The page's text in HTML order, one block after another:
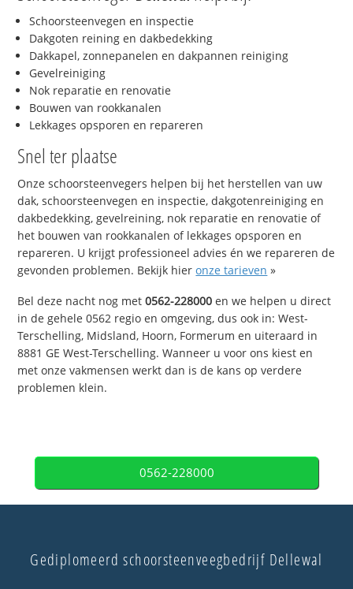
Schoorsteenvegen en inspectie
Dakgoten reining en dakbedekking
Dakkapel, zonnepanelen en dakpannen reiniging
Gevelreiniging
Nok reparatie en renovatie
Bouwen van rookkanalen
Lekkages opsporen en repareren
Snel ter plaatse
Onze schoorsteenvegers helpen bij het herstellen van uw
dak, schoorsteenvegen en inspectie, dakgotenreiniging en
dakbedekking, gevelreining, nok reparatie en renovatie of
het bouwen van rookkanalen of lekkages opsporen en
repareren. U krijgt professioneel advies én we repareren de
gevonden problemen. Bekijk hieronze tarieven »
Bel deze nacht nog met0562-228000 en we helpen u direct
in de gehele 0562 regio en omgeving, dus ook in: West-
Terschelling, Midsland, Hoorn, Formerum en uiteraard in
8881 GE West-Terschelling. Wanneer u voor ons kiest en
met onze vakmensen werkt dan is de kans op verdere
problemen klein.
0562-228000
Gediplomeerd schoorsteenveegbedrijf Dellewal